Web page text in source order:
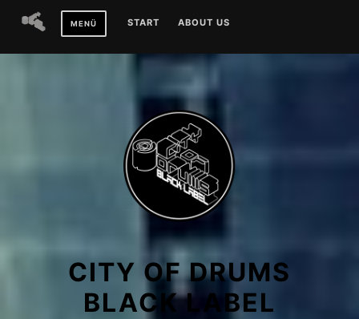
Inhalt
MENÜ START ABOUT US
CITY OF DRUMS
BLACK LABEL